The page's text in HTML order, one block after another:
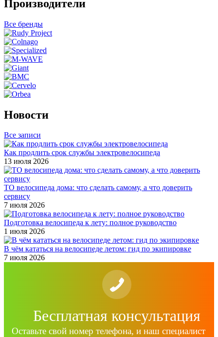
Производители
Все бренды
Новости
Все записи
Как продлить срок службы электровелосипеда
13 июля 2026
ТО велосипеда дома: что сделать самому, а что доверить
сервису
7 июля 2026
Подготовка велосипеда к лету: полное руководство
1 июля 2026
В чём кататься на велосипеде летом: гид по экипировке
7 июля 2026
Бесплатная консультация
Оставьте свой номер телефона, и наш специалист